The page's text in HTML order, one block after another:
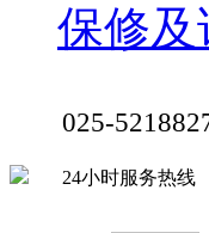
保修及
025-
24小时服务热线